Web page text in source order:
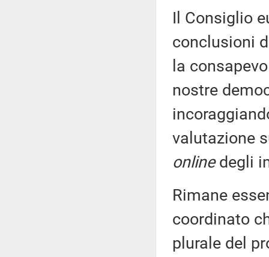
Il Consiglio
conclusioni
la
nostre
valutazione
onlinedegli
Rimane
coordinato
plurale del